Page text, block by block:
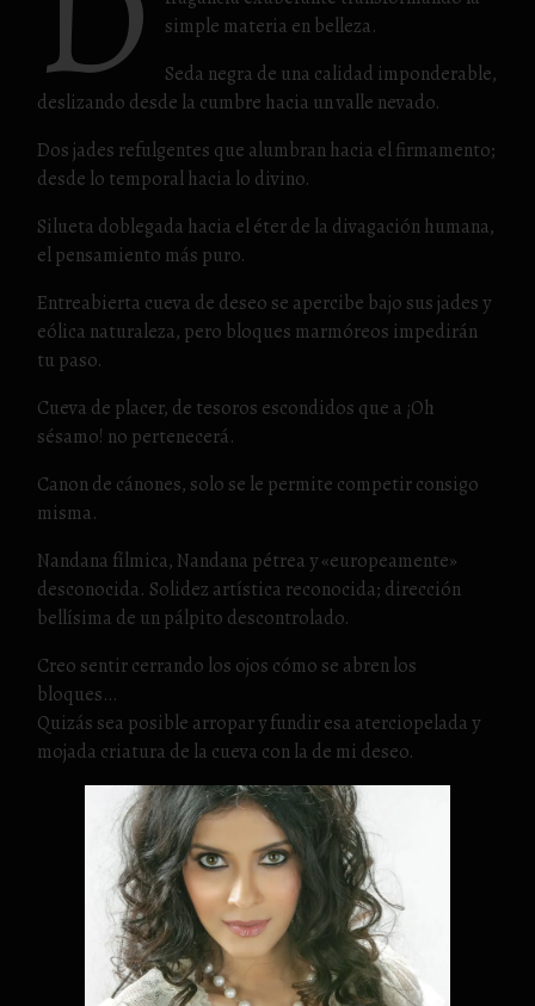
simple materia en belleza.
Seda negra de una calidad imponderable,
deslizando desde la cumbre hacia un valle nevado.
Dos jades refulgentes que alumbran hacia el firmamento;
desde lo temporal hacia lo divino.
Silueta doblegada hacia el éter de la divagación humana,
el pensamiento más puro.
Entreabierta cueva de deseo se apercibe bajo sus jades y
eólica naturaleza, pero bloques marmóreos impedirán
tu paso.
Cueva de placer, de tesoros escondidos que a ¡Oh
sésamo! no pertenecerá.
Canon de cánones, solo se le permite competir consigo
misma.
Nandana fílmica, Nandana pétrea y «europeamente»
desconocida. Solidez artística reconocida; dirección
bellísima de un pálpito descontrolado.
Creo sentir cerrando los ojos cómo se abren los
bloques…
Quizás sea posible arropar y fundir esa aterciopelada y
mojada criatura de la cueva con la de mi deseo.